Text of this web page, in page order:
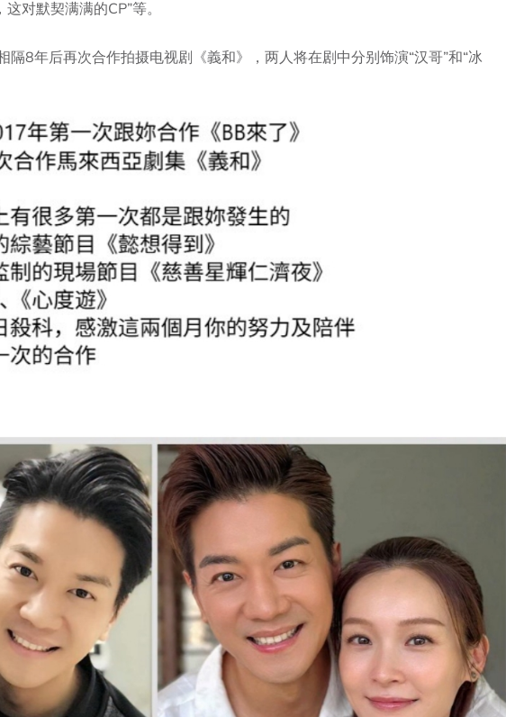
对默契满满的CP”等。
隔8年后再次合作拍摄电视剧《義和》，两人将在剧中分别饰演“汉哥”和“冰